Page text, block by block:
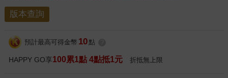
版本查詢
預計最高可得金幣 10 點
HAPPY GO享100累1點 4點抵1元 折抵無上限